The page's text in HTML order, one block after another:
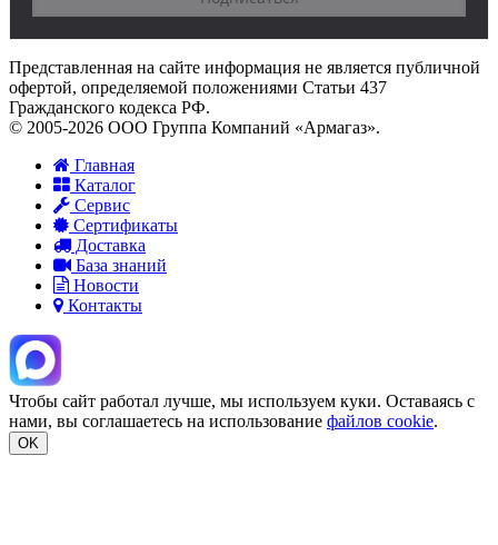
Представленная на сайте информация не является публичной
офертой, определяемой положениями Статьи 437
Гражданского кодекса РФ.
© 2005-2026 ООО Группа Компаний «Армагаз».
Главная
Каталог
Сервис
Сертификаты
Доставка
База знаний
Новости
Контакты
Чтобы сайт работал лучше, мы используем куки. Оставаясь с
нами, вы соглашаетесь на использование файлов cookie.
OK